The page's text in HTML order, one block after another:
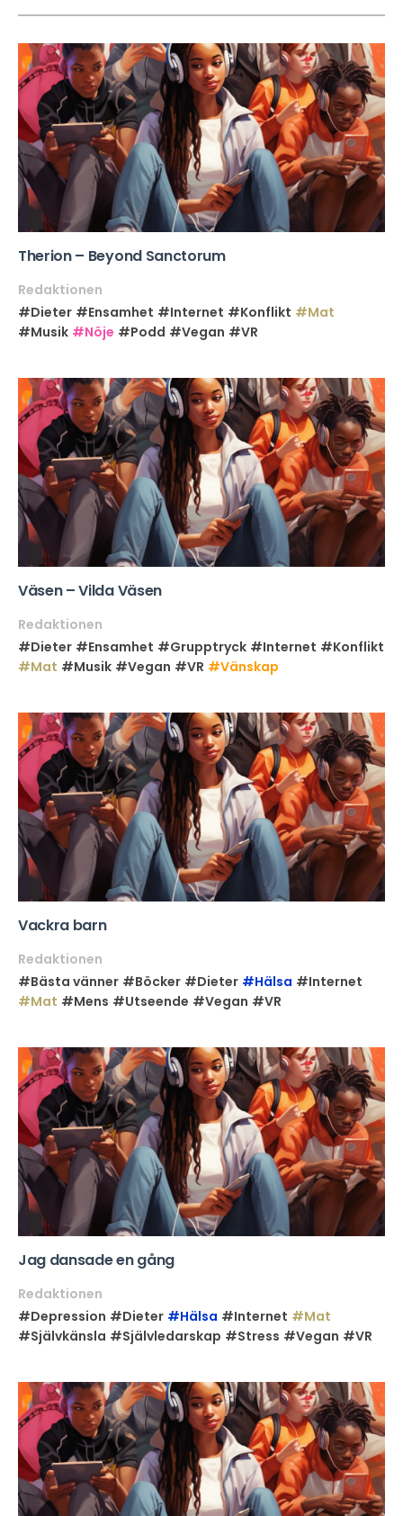
Therion – Beyond Sanctorum
Redaktionen
#Dieter #Ensamhet #Internet #Konflikt #Mat
#Musik #Nöje #Podd #Vegan #VR
Väsen – Vilda Väsen
Redaktionen
#Dieter #Ensamhet #Grupptryck #Internet #Konflikt
#Mat #Musik #Vegan #VR #Vänskap
Vackra barn
Redaktionen
#Bästa vänner #Böcker #Dieter #Hälsa #Internet
#Mat #Mens #Utseende #Vegan #VR
Jag dansade en gång
Redaktionen
#Depression #Dieter #Hälsa #Internet #Mat
#Självkänsla #Självledarskap #Stress #Vegan #VR